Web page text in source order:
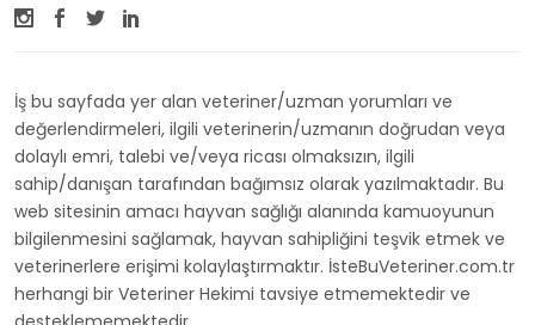
İş bu sayfada yer alan veteriner/uzman yorumları ve
değerlendirmeleri, ilgili veterinerin/uzmanın doğrudan veya
dolaylı emri, talebi ve/veya ricası olmaksızın, ilgili
sahip/danışan tarafından bağımsız olarak yazılmaktadır. Bu
web sitesinin amacı hayvan sağlığı alanında kamuoyunun
bilgilenmesini sağlamak, hayvan sahipliğini teşvik etmek ve
veterinerlere erişimi kolaylaştırmaktır. İsteBuVeteriner.com.tr
herhangi bir Veteriner Hekimi tavsiye etmemektedir ve